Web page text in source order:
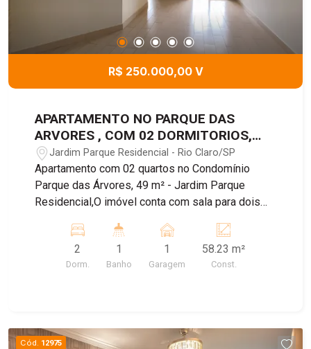
R$ 250.000,00 V
APARTAMENTO NO PARQUE DAS
ARVORES , COM 02 DORMITORIOS,
49m²
Jardim Parque Residencial - Rio Claro/SP
Apartamento com 02 quartos no Condomínio
Parque das Árvores, 49 m² - Jardim Parque
Residencial,O imóvel conta com sala para dois
armários planejados, banheiro com box de vidro,
dois dormitórios, 01 vaga de garagem
descoberta. No condomínio está incluso água e
2
Dorm.
1
Banho
1
Garagem
58.23 m²
Const.
Cód. 12975